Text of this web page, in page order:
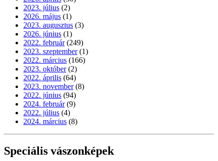
2023. július (2)
2026. május (1)
2023. augusztus (3)
2026. június (1)
2022. február (249)
2023. szeptember (1)
2022. március (166)
2023. október (2)
2022. április (64)
2023. november (8)
2022. június (94)
2024. február (9)
2022. július (4)
2024. március (8)
Speciális vászonképek